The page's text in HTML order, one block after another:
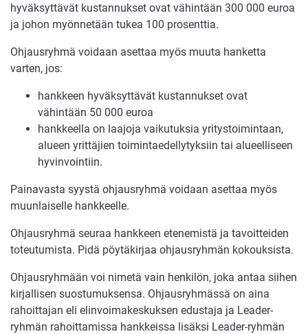
hyväksyttävät kustannukset ovat vähintään 300 000 euroa
ja johon myönnetään tukea 100 prosenttia.
Ohjausryhmä voidaan asettaa myös muuta hanketta
varten, jos:
hankkeen hyväksyttävät kustannukset ovat
vähintään 50 000 euroa
hankkeella on laajoja vaikutuksia yritystoimintaan,
alueen yrittäjien toimintaedellytyksiin tai alueelliseen
hyvinvointiin.
Painavasta syystä ohjausryhmä voidaan asettaa myös
muunlaiselle hankkeelle.
Ohjausryhmä seuraa hankkeen etenemistä ja tavoitteiden
toteutumista. Pidä pöytäkirjaa ohjausryhmän kokouksista.
Ohjausryhmään voi nimetä vain henkilön, joka antaa siihen
kirjallisen suostumuksensa. Ohjausryhmässä on aina
rahoittajan eli elinvoimakeskuksen edustaja ja Leader-
ryhmän rahoittamissa hankkeissa lisäksi Leader-ryhmän